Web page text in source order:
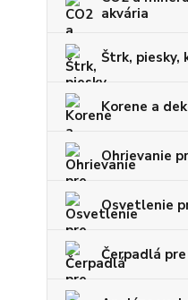
akvária
Štrk, piesky,
Korene a
Ohrievanie
Osvetlenie
Čerpadlá